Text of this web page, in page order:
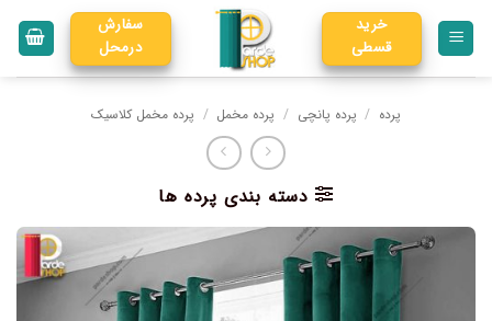
خرید
قسطی
سفارش
درمحل
پرده / پرده پانچی / پرده مخمل / پرده مخمل کلاسیک
دسته بندی پرده ها